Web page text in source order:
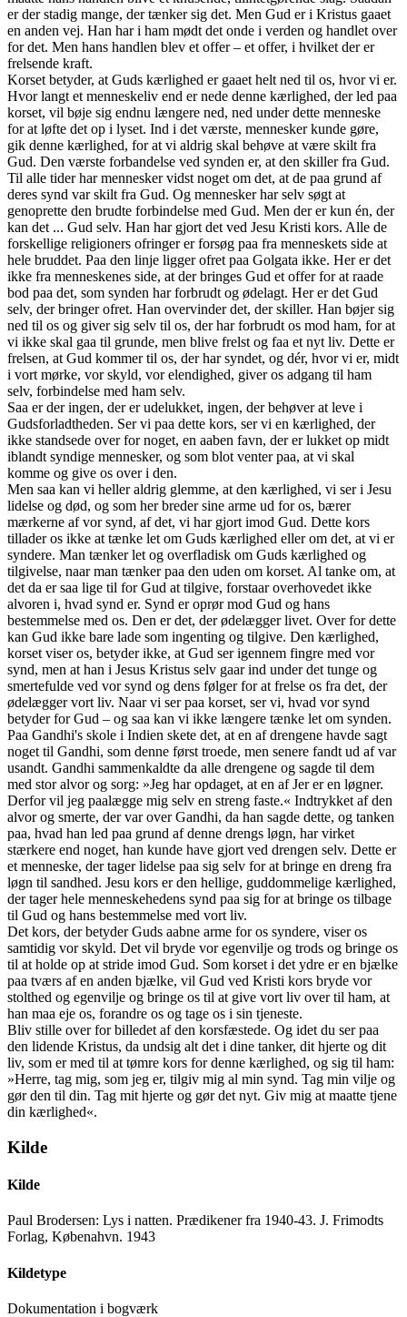
er der stadig mange, der tænker sig det. Men Gud er i Kristus gaaet
en anden vej. Han har i ham mødt det onde i verden og handlet over
for det. Men hans handlen blev et offer – et offer, i hvilket der er
frelsende kraft.
Korset betyder, at Guds kærlighed er gaaet helt ned til os, hvor vi er.
Hvor langt et menneskeliv end er nede denne kærlighed, der led paa
korset, vil bøje sig endnu længere ned, ned under dette menneske
for at løfte det op i lyset. Ind i det værste, mennesker kunde gøre,
gik denne kærlighed, for at vi aldrig skal behøve at være skilt fra
Gud. Den værste forbandelse ved synden er, at den skiller fra Gud.
Til alle tider har mennesker vidst noget om det, at de paa grund af
deres synd var skilt fra Gud. Og mennesker har selv søgt at
genoprette den brudte forbindelse med Gud. Men der er kun én, der
kan det ... Gud selv. Han har gjort det ved Jesu Kristi kors. Alle de
forskellige religioners ofringer er forsøg paa fra menneskets side at
hele bruddet. Paa den linje ligger ofret paa Golgata ikke. Her er det
ikke fra menneskenes side, at der bringes Gud et offer for at raade
bod paa det, som synden har forbrudt og ødelagt. Her er det Gud
selv, der bringer ofret. Han overvinder det, der skiller. Han bøjer sig
ned til os og giver sig selv til os, der har forbrudt os mod ham, for at
vi ikke skal gaa til grunde, men blive frelst og faa et nyt liv. Dette er
frelsen, at Gud kommer til os, der har syndet, og dér, hvor vi er, midt
i vort mørke, vor skyld, vor elendighed, giver os adgang til ham
selv, forbindelse med ham selv.
Saa er der ingen, der er udelukket, ingen, der behøver at leve i
Gudsforladtheden. Ser vi paa dette kors, ser vi en kærlighed, der
ikke standsede over for noget, en aaben favn, der er lukket op midt
iblandt syndige mennesker, og som blot venter paa, at vi skal
komme og give os over i den.
Men saa kan vi heller aldrig glemme, at den kærlighed, vi ser i Jesu
lidelse og død, og som her breder sine arme ud for os, bærer
mærkerne af vor synd, af det, vi har gjort imod Gud. Dette kors
tillader os ikke at tænke let om Guds kærlighed eller om det, at vi er
syndere. Man tænker let og overfladisk om Guds kærlighed og
tilgivelse, naar man tænker paa den uden om korset. Al tanke om, at
det da er saa lige til for Gud at tilgive, forstaar overhovedet ikke
alvoren i, hvad synd er. Synd er oprør mod Gud og hans
bestemmelse med os. Den er det, der ødelægger livet. Over for dette
kan Gud ikke bare lade som ingenting og tilgive. Den kærlighed,
korset viser os, betyder ikke, at Gud ser igennem fingre med vor
synd, men at han i Jesus Kristus selv gaar ind under det tunge og
smertefulde ved vor synd og dens følger for at frelse os fra det, der
ødelægger vort liv. Naar vi ser paa korset, ser vi, hvad vor synd
betyder for Gud – og saa kan vi ikke længere tænke let om synden.
Paa Gandhi's skole i Indien skete det, at en af drengene havde sagt
noget til Gandhi, som denne først troede, men senere fandt ud af var
usandt. Gandhi sammenkaldte da alle drengene og sagde til dem
med stor alvor og sorg: »Jeg har opdaget, at en af Jer er en løgner.
Derfor vil jeg paalægge mig selv en streng faste.« Indtrykket af den
alvor og smerte, der var over Gandhi, da han sagde dette, og tanken
paa, hvad han led paa grund af denne drengs løgn, har virket
stærkere end noget, han kunde have gjort ved drengen selv. Dette er
et menneske, der tager lidelse paa sig selv for at bringe en dreng fra
løgn til sandhed. Jesu kors er den hellige, guddommelige kærlighed,
der tager hele menneskehedens synd paa sig for at bringe os tilbage
til Gud og hans bestemmelse med vort liv.
Det kors, der betyder Guds aabne arme for os syndere, viser os
samtidig vor skyld. Det vil bryde vor egenvilje og trods og bringe os
til at holde op at stride imod Gud. Som korset i det ydre er en bjælke
paa tværs af en anden bjælke, vil Gud ved Kristi kors bryde vor
stolthed og egenvilje og bringe os til at give vort liv over til ham, at
han maa eje os, forandre os og tage os i sin tjeneste.
Bliv stille over for billedet af den korsfæstede. Og idet du ser paa
den lidende Kristus, da undsig alt det i dine tanker, dit hjerte og dit
liv, som er med til at tømre kors for denne kærlighed, og sig til ham:
»Herre, tag mig, som jeg er, tilgiv mig al min synd. Tag min vilje og
gør den til din. Tag mit hjerte og gør det nyt. Giv mig at maatte tjene
din kærlighed«.
Kilde
Kilde
Paul Brodersen: Lys i natten. Prædikener fra 1940-43. J. Frimodts
Forlag, Købenahvn. 1943
Kildetype
Dokumentation i bogværk